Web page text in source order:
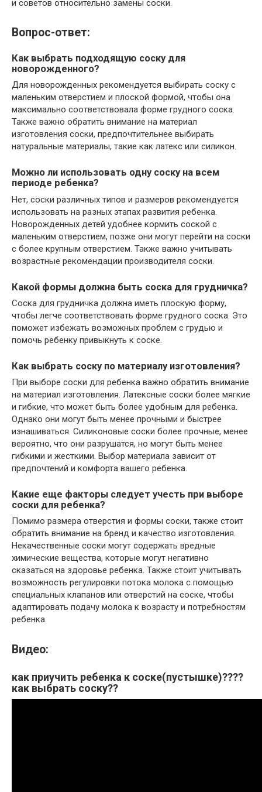
и советов относительно замены соски.
Вопрос-ответ:
Как выбрать подходящую соску для
новорожденного?
Для новорожденных рекомендуется выбирать соску с
маленьким отверстием и плоской формой, чтобы она
максимально соответствовала форме грудного соска.
Также важно обратить внимание на материал
изготовления соски, предпочтительнее выбирать
натуральные материалы, такие как латекс или силикон.
Можно ли использовать одну соску на всем
периоде ребенка?
Нет, соски различных типов и размеров рекомендуется
использовать на разных этапах развития ребенка.
Новорожденных детей удобнее кормить соской с
маленьким отверстием, позже они могут перейти на соски
с более крупным отверстием. Также важно учитывать
возрастные рекомендации производителя соски.
Какой формы должна быть соска для грудничка?
Соска для грудничка должна иметь плоскую форму,
чтобы легче соответствовать форме грудного соска. Это
поможет избежать возможных проблем с грудью и
помочь ребенку привыкнуть к соске.
Как выбрать соску по материалу изготовления?
При выборе соски для ребенка важно обратить внимание
на материал изготовления. Латексные соски более мягкие
и гибкие, что может быть более удобным для ребенка.
Однако они могут быть менее прочными и быстрее
изнашиваться. Силиконовые соски более прочные, менее
вероятно, что они разрушатся, но могут быть менее
гибкими и жесткими. Выбор материала зависит от
предпочтений и комфорта вашего ребенка.
Какие еще факторы следует учесть при выборе
соски для ребенка?
Помимо размера отверстия и формы соски, также стоит
обратить внимание на бренд и качество изготовления.
Некачественные соски могут содержать вредные
химические вещества, которые могут негативно
сказаться на здоровье ребенка. Также стоит учитывать
возможность регулировки потока молока с помощью
специальных клапанов или отверстий на соске, чтобы
адаптировать подачу молока к возрасту и потребностям
ребенка.
Видео:
как приучить ребенка к соске(пустышке)????
как выбрать соску??